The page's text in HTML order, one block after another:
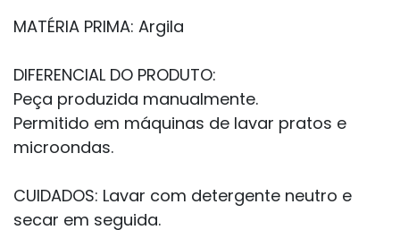
MATÉRIA PRIMA: Argila
DIFERENCIAL DO PRODUTO:
Peça produzida manualmente.
Permitido em máquinas de lavar pratos e
microondas.
CUIDADOS: Lavar com detergente neutro e
secar em seguida.